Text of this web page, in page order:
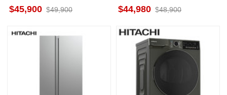
左開 日製 變頻洗衣機
45,900 49,900 44,980 48,900